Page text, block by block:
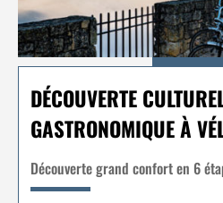
DÉCOUVERTE
GASTRONOMIQUE À
Découverte grand confort en 6